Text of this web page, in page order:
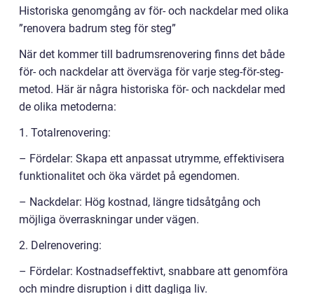
Historiska genomgång av för- och nackdelar med olika
”renovera badrum steg för steg”
När det kommer till badrumsrenovering finns det både
för- och nackdelar att överväga för varje steg-för-steg-
metod. Här är några historiska för- och nackdelar med
de olika metoderna:
1. Totalrenovering:
– Fördelar: Skapa ett anpassat utrymme, effektivisera
funktionalitet och öka värdet på egendomen.
– Nackdelar: Hög kostnad, längre tidsåtgång och
möjliga överraskningar under vägen.
2. Delrenovering:
– Fördelar: Kostnadseffektivt, snabbare att genomföra
och mindre disruption i ditt dagliga liv.